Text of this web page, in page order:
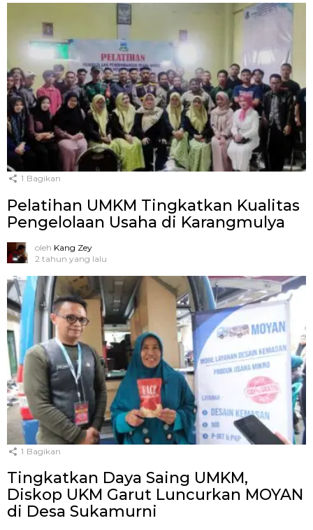
1 Bagikan
Pelatihan UMKM Tingkatkan Kualitas
Pengelolaan Usaha di Karangmulya
oleh Kang Zey
2 tahun yang lalu
1 Bagikan
Tingkatkan Daya Saing UMKM,
Diskop UKM Garut Luncurkan MOYAN
di Desa Sukamurni